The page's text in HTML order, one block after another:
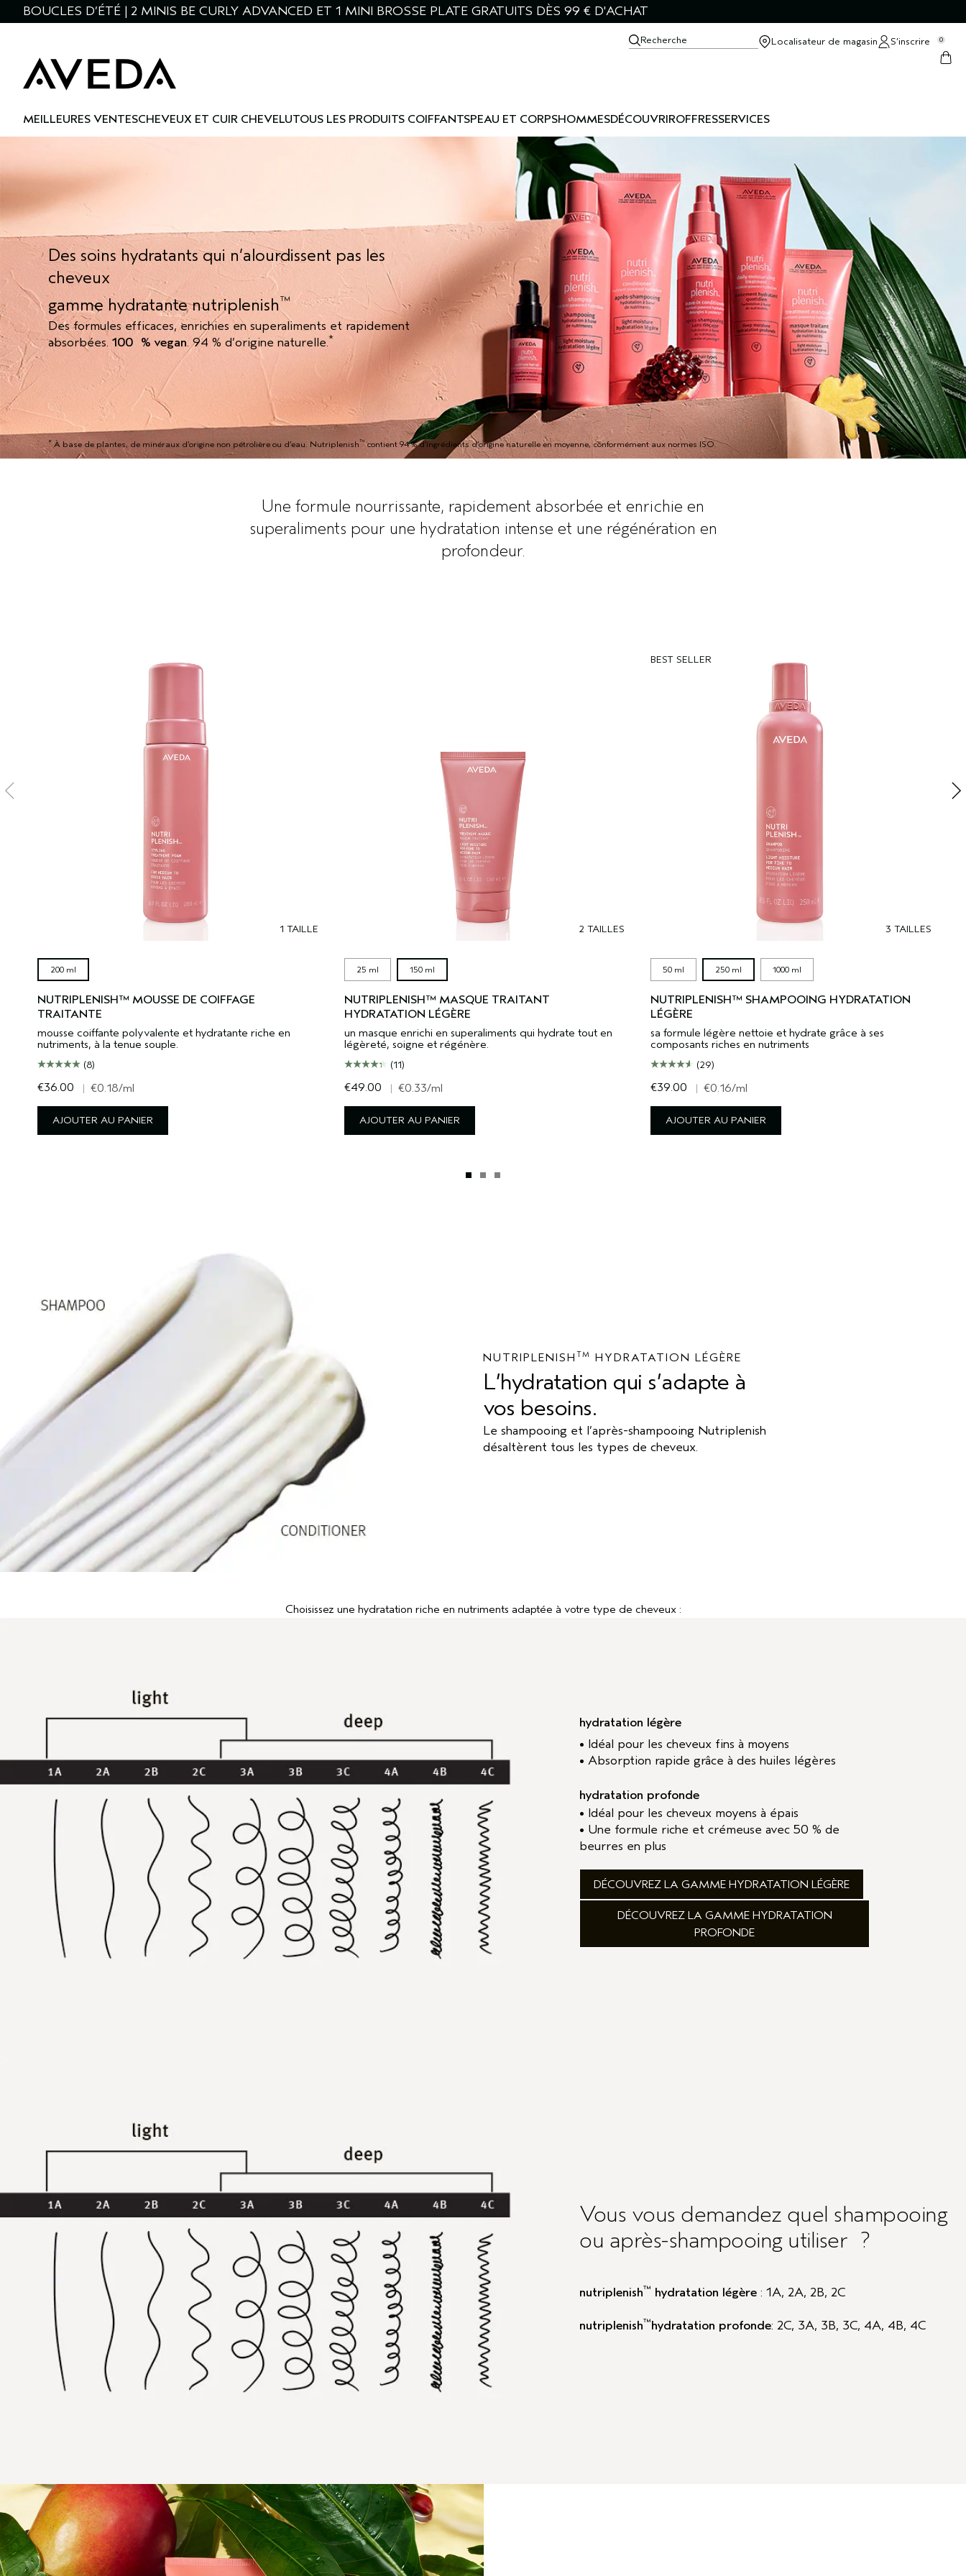
BOUCLES D’ÉTÉ | 2 MINIS BE CURLY ADVANCED ET 1 MINI BROSSE PLATE GRATUITS DÈS 99 € D'ACHAT
Recherche Localisateur de magasin S’inscrire 0
MEILLEURES VENTESCHEVEUX ET CUIR CHEVELUTOUS LES PRODUITS COIFFANTSPEAU ET CORPSHOMMESDÉCOUVRIROFFRESSERVICES
Des soins hydratants qui n’alourdissent pas les
cheveux
gamme hydratante nutriplenish™
Des formules efficaces, enrichies en superaliments et rapidement
absorbées.100 % vegan. 94 % d’origine naturelle.*
* À base de plantes, de minéraux d’origine non pétrolière ou d’eau. Nutriplenish™contient 94 % d’ingrédients d’origine naturelle en moyenne, conformément aux normes ISO.
Une formule nourrissante, rapidement absorbée et enrichie en
superaliments pour une hydratation intense et une régénération en
profondeur.
1 TAILLE
200 ml
NUTRIPLENISH™ MOUSSE DE COIFFAGE
TRAITANTE
mousse coiffante polyvalente et hydratante riche en
nutriments, à la tenue souple.
(8)
€36.00 | €0.18/ml
AJOUTER AU PANIER
2 TAILLES
25 ml 150 ml
NUTRIPLENISH™ MASQUE TRAITANT
HYDRATATION LÉGÈRE
un masque enrichi en superaliments qui hydrate tout en
légèreté, soigne et régénère.
(11)
€49.00 | €0.33/ml
AJOUTER AU PANIER
BEST SELLER
3 TAILLES
50 ml 250 ml 1000 ml
NUTRIPLENISH™ SHAMPOOING HYDRATATION
LÉGÈRE
sa formule légère nettoie et hydrate grâce à ses
composants riches en nutriments
(29)
€39.00 | €0.16/ml
AJOUTER AU PANIER
NUTRIPLENISH TM HYDRATATION LÉGÈRE
L’hydratation qui s’adapte à
vos besoins.
Le shampooing et l’après-shampooing Nutriplenish
désaltèrent tous les types de cheveux.
Choisissez une hydratation riche en nutriments adaptée à votre type de cheveux :
hydratation légère
• Idéal pour les cheveux fins à moyens
• Absorption rapide grâce à des huiles légères
hydratation profonde
• Idéal pour les cheveux moyens à épais
• Une formule riche et crémeuse avec 50 % de
beurres en plus
DÉCOUVREZ LA GAMME HYDRATATION LÉGÈRE
DÉCOUVREZ LA GAMME HYDRATATION
PROFONDE
Vous vous demandez quel shampooing
ou après-shampooing utiliser ?
nutriplenish™ hydratation légère : 1A, 2A, 2B, 2C
nutriplenish™hydratation profonde: 2C, 3A, 3B, 3C, 4A, 4B, 4C